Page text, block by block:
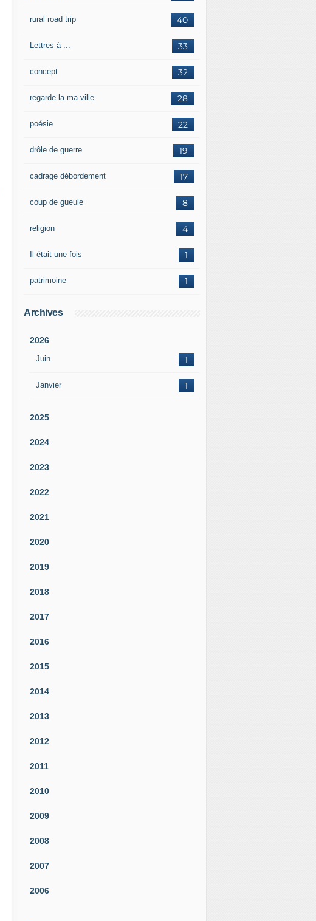
40
rural road trip
33
Lettres à ...
32
concept
28
regarde-la ma ville
22
poésie
19
drôle de guerre
17
cadrage débordement
8
coup de gueule
4
religion
1
Il était une fois
1
patrimoine
Archives
2026
Juin 1
Janvier 1
2025
2024
2023
2022
2021
2020
2019
2018
2017
2016
2015
2014
2013
2012
2011
2010
2009
2008
2007
2006